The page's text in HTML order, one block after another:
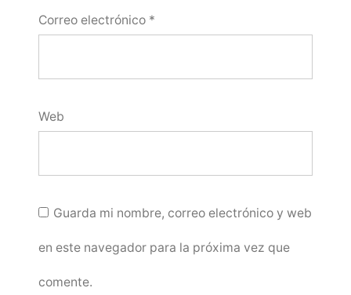
Correo electrónico *
Web
Guarda mi nombre, correo electrónico y web
en este navegador para la próxima vez que
comente.